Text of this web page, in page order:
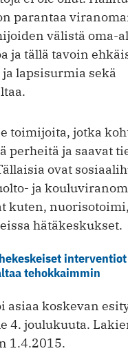
parantaa
välistä oma-
ja tällä tavoin
lapsisurmia sekä
toimijoita, jotka
ja saavat
ovat
ja
kuten,
hätäkeskukset.
tehokkaimmin
asiaa koskevan
4. joulukuuta.
1.4.2015.